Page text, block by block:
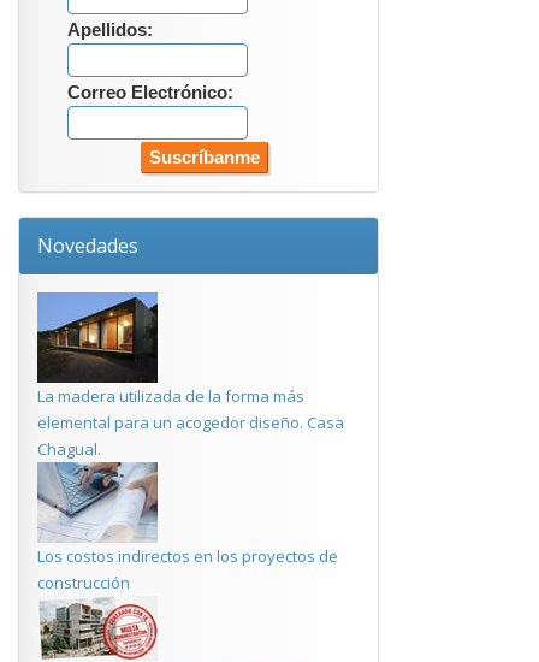
Apellidos:
Correo Electrónico:
Novedades
La madera utilizada de la forma más
elemental para un acogedor diseño. Casa
Chagual.
Los costos indirectos en los proyectos de
construcción